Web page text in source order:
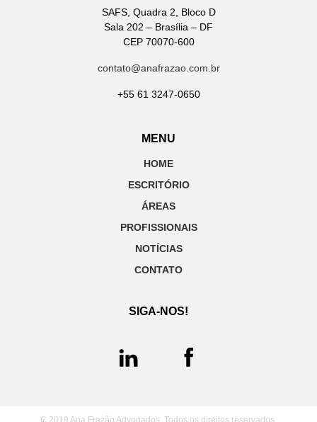
SAFS, Quadra 2, Bloco D
Sala 202 – Brasília – DF
CEP 70070-600
contato@anafrazao.com.br
+55 61 3247-0650
MENU
HOME
ESCRITÓRIO
ÁREAS
PROFISSIONAIS
NOTÍCIAS
CONTATO
SIGA-NOS!
₢ 2019 Ana Frazão Advogados. Todos os direitos reservados.